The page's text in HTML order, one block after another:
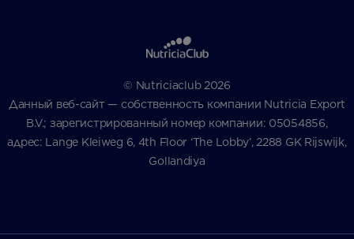
© Nutriciaclub 2026
Данный веб-сайт — собственность компании Nutricia Export
B.V.; зарегистрированный номер компании: 05054856,
адрес: Lange Kleiweg 6, 4th Floor ‘The Lobby’, 2288 GK Rijswijk,
Gollandiya